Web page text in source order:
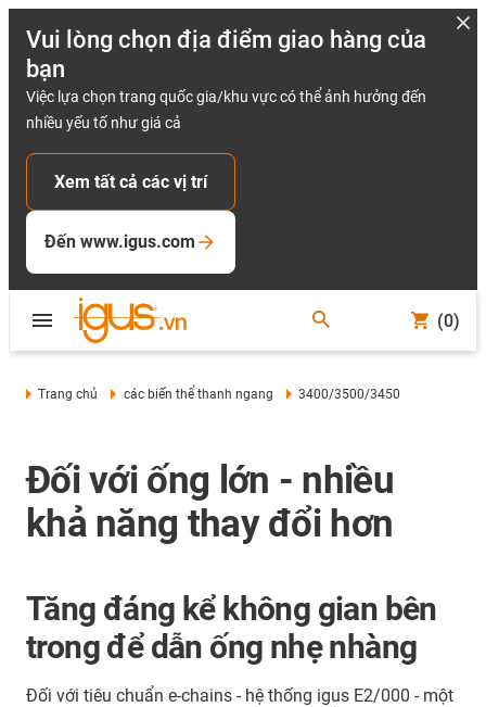
Vui lòng chọn địa điểm giao hàng của
bạn
Việc lựa chọn trang quốc gia/khu vực có thể ảnh hưởng đến
nhiều yếu tố như giá cả
Xem tất cả các vị trí
Đến www.igus.com
(0)
Trang chủ các biến thể thanh ngang 3400/3500/3450
Đối với ống lớn - nhiều
khả năng thay đổi hơn
Tăng đáng kể không gian bên
trong để dẫn ống nhẹ nhàng
Đối với tiêu chuẩn e-chains - hệ thống igus E2/000 - một